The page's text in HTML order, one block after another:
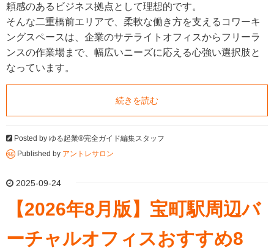
頼感のあるビジネス拠点として理想的です。
そんな二重橋前エリアで、柔軟な働き方を支えるコワーキ
ングスペースは、企業のサテライトオフィスからフリーラ
ンスの作業場まで、幅広いニーズに応える心強い選択肢と
なっています。
続きを読む
Posted by ゆる起業®完全ガイド編集スタッフ
Published by アントレサロン
2025-09-24
【2026年8月版】宝町駅周辺バ
ーチャルオフィスおすすめ8